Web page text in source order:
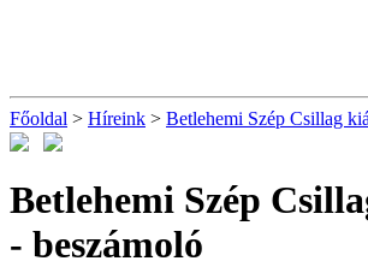
Főoldal > Híreink > Betlehemi Szép Csillag
Betlehemi Szép
- beszámoló